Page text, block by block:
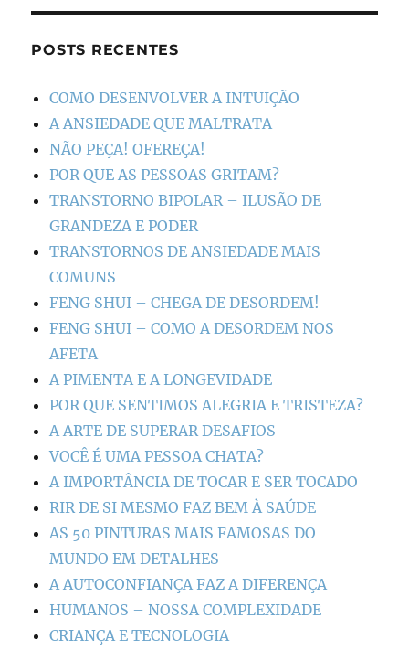
POSTS RECENTES
COMO DESENVOLVER A INTUIÇÃO
A ANSIEDADE QUE MALTRATA
NÃO PEÇA! OFEREÇA!
POR QUE AS PESSOAS GRITAM?
TRANSTORNO BIPOLAR – ILUSÃO DE
GRANDEZA E PODER
TRANSTORNOS DE ANSIEDADE MAIS
COMUNS
FENG SHUI – CHEGA DE DESORDEM!
FENG SHUI – COMO A DESORDEM NOS
AFETA
A PIMENTA E A LONGEVIDADE
POR QUE SENTIMOS ALEGRIA E TRISTEZA?
A ARTE DE SUPERAR DESAFIOS
VOCÊ É UMA PESSOA CHATA?
A IMPORTÂNCIA DE TOCAR E SER TOCADO
RIR DE SI MESMO FAZ BEM À SAÚDE
AS 50 PINTURAS MAIS FAMOSAS DO
MUNDO EM DETALHES
A AUTOCONFIANÇA FAZ A DIFERENÇA
HUMANOS – NOSSA COMPLEXIDADE
CRIANÇA E TECNOLOGIA